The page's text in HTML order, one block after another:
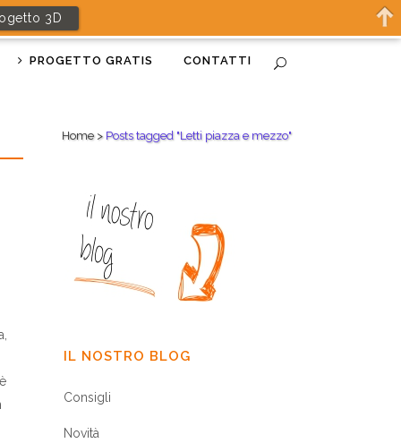
PROGETTO GRATIS CONTATTI
Home> Posts tagged "Letti piazza e mezzo"
IL NOSTRO BLOG
Consigli
Novità
3D